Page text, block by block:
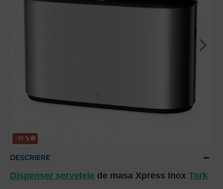
-21 %
DESCRIERE
Dispenser servetele de masa Xpress Inox Tork